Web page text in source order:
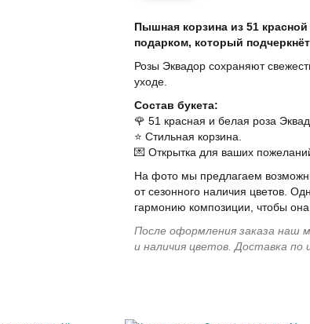
Пышная корзина из 51
подарком, который
Розы Эквадор сохраняют
уходе.
Состав букета:
🌹 51 красная и белая роза
⭐️ Стильная корзина.
💌 Открытка для ваших
На фото мы предлагаем
от сезонного наличия цветов.
гармонию композиции, чтобы
После оформления заказа наш
и наличия цветов. Доставка по